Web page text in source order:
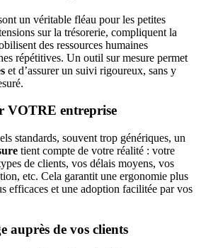
un véritable fléau pour les petites
sur la trésorerie, compliquent la
des ressources humaines
répétitives. Un outil sur mesure permet
et d’assurer un suivi rigoureux, sans y
VOTRE entreprise
standards, souvent trop génériques, un
tient compte de votre réalité : votre
de clients, vos délais moyens, vos
etc. Cela garantit une ergonomie plus
efficaces et une adoption facilitée par vos
auprès de vos clients